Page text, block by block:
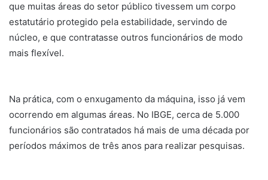
que muitas áreas do setor público tivessem um corpo
estatutário protegido pela estabilidade, servindo de
núcleo, e que contratasse outros funcionários de modo
mais flexível.
Na prática, com o enxugamento da máquina, isso já vem
ocorrendo em algumas áreas. No IBGE, cerca de 5.000
funcionários são contratados há mais de uma década por
períodos máximos de três anos para realizar pesquisas.